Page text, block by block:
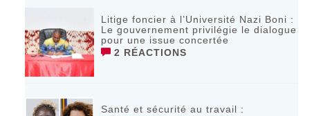
Litige foncier à l’Université Nazi Boni :
Le gouvernement privilégie le dialogue
pour une issue concertée
2 RÉACTIONS
Santé et sécurité au travail :